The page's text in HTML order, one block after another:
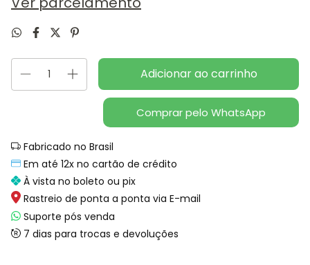
Comprar pelo WhatsApp
Fabricado no Brasil
Em até 12x no cartão de crédito
À vista no boleto ou pix
Rastreio de ponta a ponta via E-mail
Suporte pós venda
7 dias para trocas e devoluções